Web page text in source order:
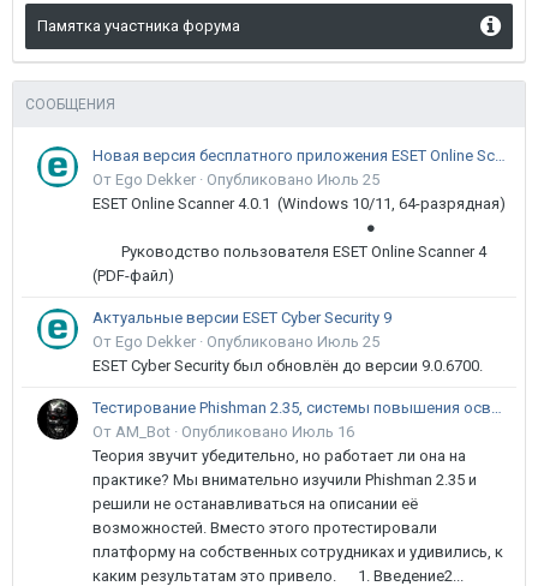
Памятка участника форума
СООБЩЕНИЯ
Новая версия бесплатного приложения ESET Online Scanner доступна пользователям
От Ego Dekker · Опубликовано Июль 25
ESET Online Scanner 4.0.1 (Windows 10/11, 64-разрядная)
●
Руководство пользователя ESET Online Scanner 4
(PDF-файл)
Актуальные версии ESET Cyber Security 9
От Ego Dekker · Опубликовано Июль 25
ESET Cyber Security был обновлён до версии 9.0.6700.
Тестирование Phishman 2.35, системы повышения осведомлённости пользователей в сфере ИБ
От AM_Bot · Опубликовано Июль 16
Теория звучит убедительно, но работает ли она на
практике? Мы внимательно изучили Phishman 2.35 и
решили не останавливаться на описании её
возможностей. Вместо этого протестировали
платформу на собственных сотрудниках и удивились, к
каким результатам это привело. 1. Введение2...